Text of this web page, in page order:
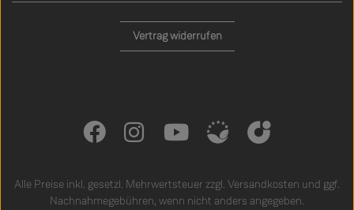
Vertrag widerrufen
Alle Preise inkl. gesetzl. Mehrwertsteuer zzgl. Versandkosten und ggf.
Nachnahmegebühren, wenn nicht anders angegeben.